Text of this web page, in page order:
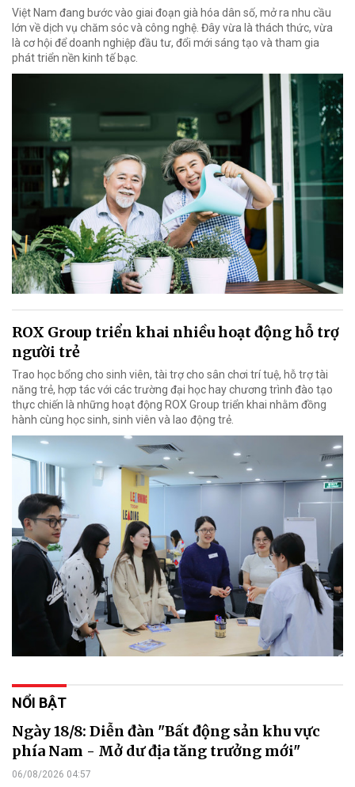
Việt Nam đang bước vào giai đoạn già hóa dân số, mở ra nhu cầu
lớn về dịch vụ chăm sóc và công nghệ. Đây vừa là thách thức, vừa
là cơ hội để doanh nghiệp đầu tư, đổi mới sáng tạo và tham gia
phát triển nền kinh tế bạc.
ROX Group triển khai nhiều hoạt động hỗ trợ
người trẻ
Trao học bổng cho sinh viên, tài trợ cho sân chơi trí tuệ, hỗ trợ tài
năng trẻ, hợp tác với các trường đại học hay chương trình đào tạo
thực chiến là những hoạt động ROX Group triển khai nhằm đồng
hành cùng học sinh, sinh viên và lao động trẻ.
NỔI BẬT
Ngày 18/8: Diễn đàn "Bất động sản khu vực
phía Nam - Mở dư địa tăng trưởng mới"
06/08/2026 04:57